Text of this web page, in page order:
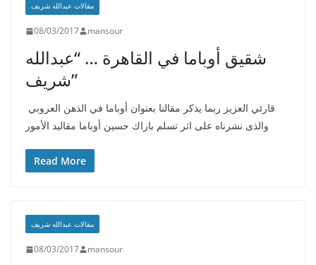
مقالات عبدالله شريف
08/03/2017 mansour
شقيق أوباما في القاهرة … “عبدالله
شريف”
والذى نشرناه على اثر تسلم باراك حسين أوباما مقاليد الأمور
Read More
مقالات عبدالله شريف
08/03/2017 mansour